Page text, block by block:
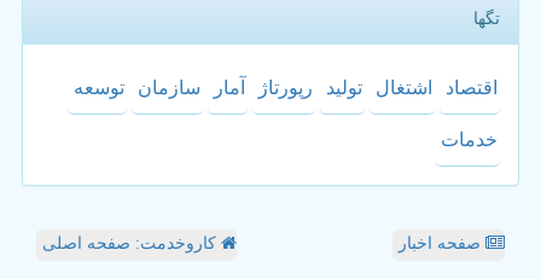
تگها
اقتصاد اشتغال تولید رپورتاژ آمار سازمان توسعه
خدمات
صفحه اخبار کاروخدمت: صفحه اصلی